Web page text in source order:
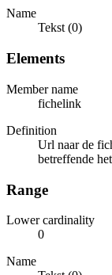
Name
Tekst (0)
Elements
Member name
fichelink
Definition
Url naar de
betreffende
Range
Lower cardinality
0
Name